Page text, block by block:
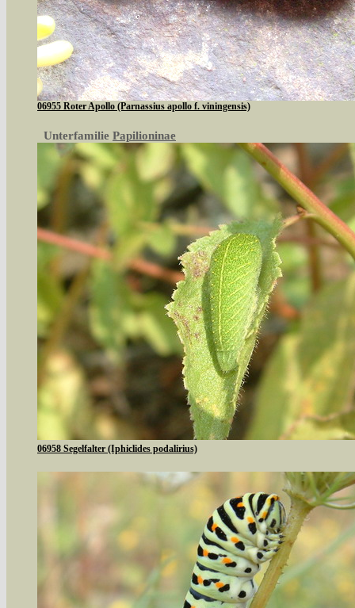
06955 Roter Apollo (Parnassius apollo f. viningensis)
Unterfamilie Papilioninae
06958 Segelfalter (Iphiclides podalirius)